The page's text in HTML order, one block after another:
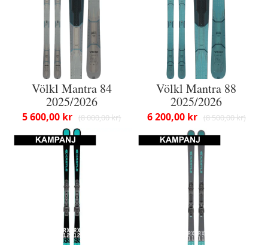
Völkl Mantra 84
2025/2026
8 000,00 kr
5 600,00 kr
Völkl Mantra 88
2025/2026
8 500,00 kr
6 200,00 kr